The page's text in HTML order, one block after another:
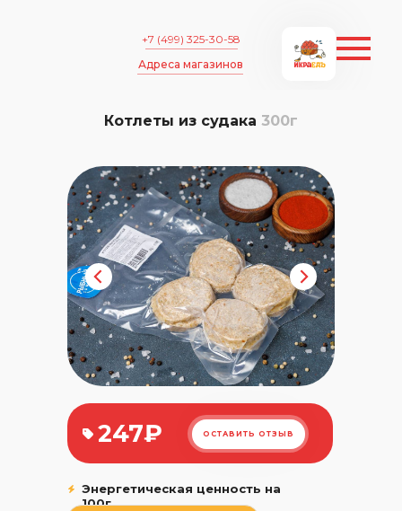
+7 (499) 325-30-58
Адреса магазинов
Котлеты из судака 300г
Энергетическая ценность на
100г
247₽ ОСТАВИТЬ ОТЗЫВ